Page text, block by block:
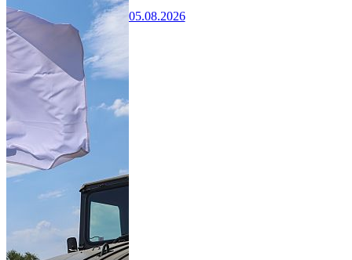
05.08.2026